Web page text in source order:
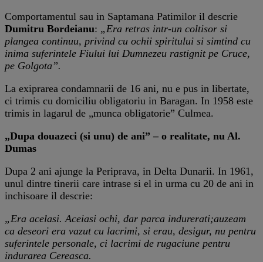
Comportamentul sau in Saptamana Patimilor il descrie
Dumitru Bordeianu: „Era retras intr-un coltisor si
plangea continuu, privind cu ochii spiritului si simtind cu
inima suferintele Fiului lui Dumnezeu rastignit pe Cruce,
pe Golgota”.
La exiprarea condamnarii de 16 ani, nu e pus in libertate,
ci trimis cu domiciliu obligatoriu in Baragan. In 1958 este
trimis in lagarul de „munca obligatorie” Culmea.
„Dupa douazeci (si unu) de ani” – o realitate, nu Al.
Dumas
Dupa 2 ani ajunge la Periprava, in Delta Dunarii. In 1961,
unul dintre tinerii care intrase si el in urma cu 20 de ani in
inchisoare il descrie:
„Era acelasi. Aceiasi ochi, dar parca indurerati;auzeam
ca deseori era vazut cu lacrimi, si erau, desigur, nu pentru
suferintele personale, ci lacrimi de rugaciune pentru
indurarea Cereasca.